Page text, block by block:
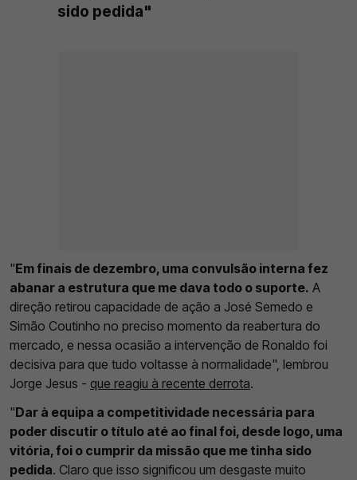
sido pedida"
"Em finais de dezembro, uma convulsão interna fez
abanar a estrutura que me dava todo o suporte. A
direção retirou capacidade de ação a José Semedo e
Simão Coutinho no preciso momento da reabertura do
mercado, e nessa ocasião a intervenção de Ronaldo foi
decisiva para que tudo voltasse à normalidade", lembrou
Jorge Jesus - que reagiu à recente derrota.
"Dar à equipa a competitividade necessária para
poder discutir o título até ao final foi, desde logo, uma
vitória, foi o cumprir da missão que me tinha sido
pedida. Claro que isso significou um desgaste muito